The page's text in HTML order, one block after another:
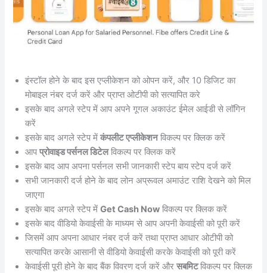
इंस्टॉल होने के बाद इस एप्लीकेशन को ओपन करें, और 10 डिजिट का
मोबाइल नंबर दर्ज करें और प्राप्त ओटीपी को सत्यापित करे
इसके बाद अगले स्टेप में आप अपने गूगल अकाउंट ईमेल आईडी से लॉगिन
करें
इसके बाद अगले स्टेप मेंकंपलीट एप्लीकेशनविकल्प पर क्लिक करें
आपप्रोवाइड पर्सनल डिटेलविकल्प पर क्लिक करें
इसके बाद आप अपना पर्सनल सभी जानकारी स्टेप बाय स्टेप दर्ज करें
सभी जानकारी दर्ज होने के बाद लोन अप्रूवल अमाउंट राशि देखने को मिल
जाएगा
इसके बाद अगले स्टेप मेंGet Cash Now विकल्प पर क्लिक करें
इसके बाद वीडियो केवाईसी के माध्यम से आप अपनी केवाईसी को पूरी करें
जिसमें आप अपना आधार नंबर दर्ज करें तथा प्राप्त आधार ओटीपी को
सत्यापित करके आसानी से वीडियो केवाईसी करके केवाईसी को पूरी करें
केवाईसी पूरी होने के बाद बैंक विवरण दर्ज करें औरसबमिटविकल्प पर क्लिक